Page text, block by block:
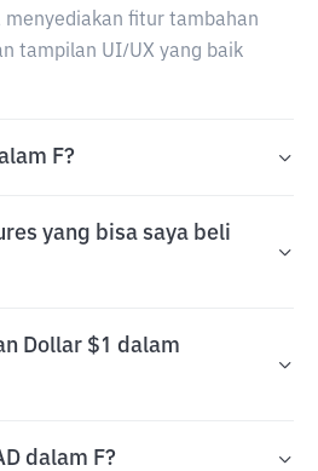
fitur tambahan
tampilan UI/UX yang baik
F?
yang bisa saya beli
Dollar $1 dalam
dalam F?